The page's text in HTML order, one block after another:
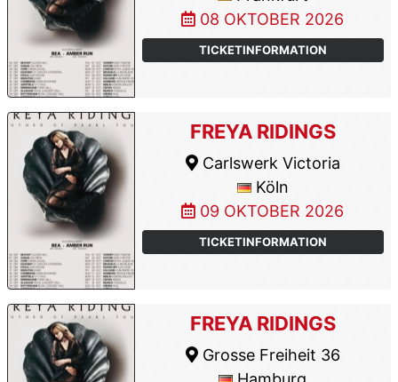
08 OKTOBER 2026
TICKETINFORMATION
FREYA RIDINGS
Carlswerk Victoria
Köln
09 OKTOBER 2026
TICKETINFORMATION
FREYA RIDINGS
Grosse Freiheit 36